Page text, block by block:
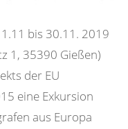
bis 30.11. 2019
1, 35390 Gießen)
der EU
eine Exkursion
aus Europa